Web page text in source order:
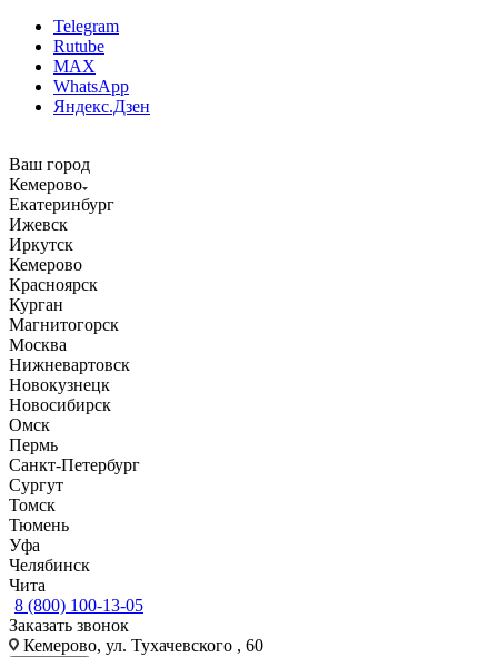
Telegram
Rutube
MAX
WhatsApp
Яндекс.Дзен
Ваш город
Кемерово
Екатеринбург
Ижевск
Иркутск
Кемерово
Красноярск
Курган
Магнитогорск
Москва
Нижневартовск
Новокузнецк
Новосибирск
Омск
Пермь
Санкт-Петербург
Сургут
Томск
Тюмень
Уфа
Челябинск
Чита
8 (800) 100-13-05
Заказать звонок
Кемерово, ул. Тухачевского , 60